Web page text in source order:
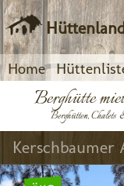
Home
Berghütte
Berghütten, Chalets